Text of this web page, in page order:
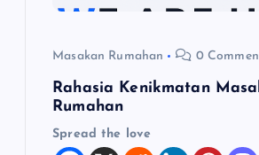
Masakan Rumahan 0
Rahasia Kenikmatan
Rumahan
Spread the love